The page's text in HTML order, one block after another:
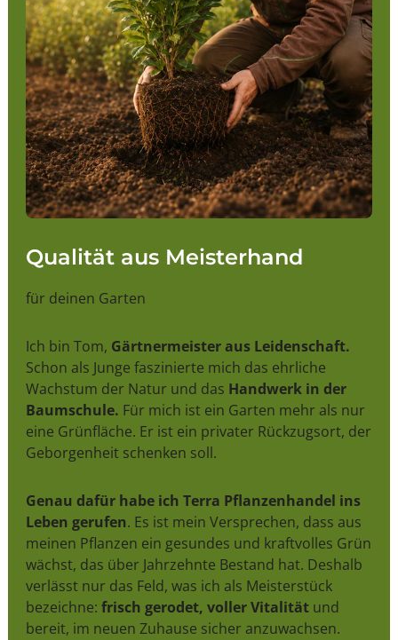
Qualität aus Meisterhand
für deinen Garten
Ich bin Tom, Gärtnermeister aus Leidenschaft.
Schon als Junge faszinierte mich das ehrliche
Wachstum der Natur und das Handwerk in der
Baumschule. Für mich ist ein Garten mehr als nur
eine Grünfläche. Er ist ein privater Rückzugsort, der
Geborgenheit schenken soll.
Genau dafür habe ich Terra Pflanzenhandel ins
Leben gerufen. Es ist mein Versprechen, dass aus
meinen Pflanzen ein gesundes und kraftvolles Grün
wächst, das über Jahrzehnte Bestand hat. Deshalb
verlässt nur das Feld, was ich als Meisterstück
bezeichne: frisch gerodet, voller Vitalitätund
bereit, im neuen Zuhause sicher anzuwachsen.